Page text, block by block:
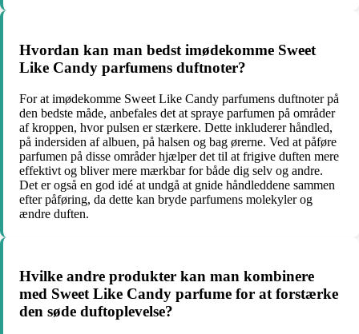
Hvordan kan man bedst imødekomme Sweet
Like Candy parfumens duftnoter?
For at imødekomme Sweet Like Candy parfumens duftnoter på
den bedste måde, anbefales det at spraye parfumen på områder
af kroppen, hvor pulsen er stærkere. Dette inkluderer håndled,
på indersiden af albuen, på halsen og bag ørerne. Ved at påføre
parfumen på disse områder hjælper det til at frigive duften mere
effektivt og bliver mere mærkbar for både dig selv og andre.
Det er også en god idé at undgå at gnide håndleddene sammen
efter påføring, da dette kan bryde parfumens molekyler og
ændre duften.
Hvilke andre produkter kan man kombinere
med Sweet Like Candy parfume for at forstærke
den søde duftoplevelse?